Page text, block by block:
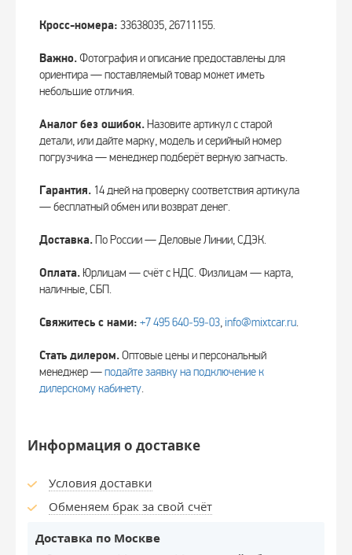
Кросс-номера: 33638035, 26711155.
Важно.Фотография и описание предоставлены для
ориентира — поставляемый товар может иметь
небольшие отличия.
Аналог без ошибок.Назовите артикул с старой
детали, или дайте марку, модель и серийный номер
погрузчика — менеджер подберёт верную запчасть.
Гарантия. 14 дней на проверку соответствия артикула
— бесплатный обмен или возврат денег.
Доставка.По России — Деловые Линии, СДЭК.
Оплата. Юрлицам — счёт с НДС. Физлицам — карта,
наличные, СБП.
Свяжитесь с нами: +7 495 640‑59‑03, info@mixtcar.ru.
Стать дилером.Оптовые цены и персональный
менеджер —подайте заявку на подключение к
дилерскому кабинету.
Информация о доставке
Условия доставки
Обменяем брак за свой счёт
Доставка по Москве